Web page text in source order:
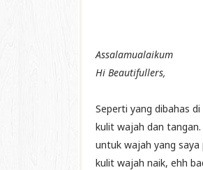
Assalamualaikum
Hi Beautifullers,
Seperti yang dibahas
kulit wajah dan
untuk wajah yang
kulit wajah naik, ehh